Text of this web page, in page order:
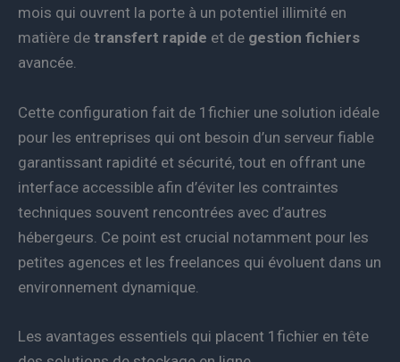
mois qui ouvrent la porte à un potentiel illimité en
matière de transfert rapide et de gestion fichiers
avancée.
Cette configuration fait de 1fichier une solution idéale
pour les entreprises qui ont besoin d’un serveur fiable
garantissant rapidité et sécurité, tout en offrant une
interface accessible afin d’éviter les contraintes
techniques souvent rencontrées avec d’autres
hébergeurs. Ce point est crucial notamment pour les
petites agences et les freelances qui évoluent dans un
environnement dynamique.
Les avantages essentiels qui placent 1fichier en tête